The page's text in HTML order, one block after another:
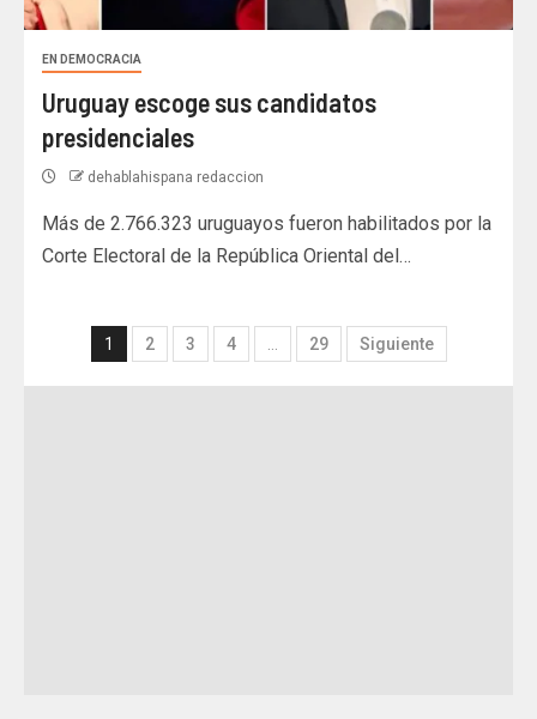
EN DEMOCRACIA
Uruguay escoge sus candidatos
presidenciales
dehablahispana redaccion
Más de 2.766.323 uruguayos fueron habilitados por la
Corte Electoral de la República Oriental del…
1 2 3 4 29 Siguiente